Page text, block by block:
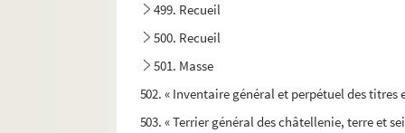
499. Recueil
500. Recueil
501. Masse
502. « Inventaire général et perpétuel des
503. « Terrier général des châtellenie, terre et